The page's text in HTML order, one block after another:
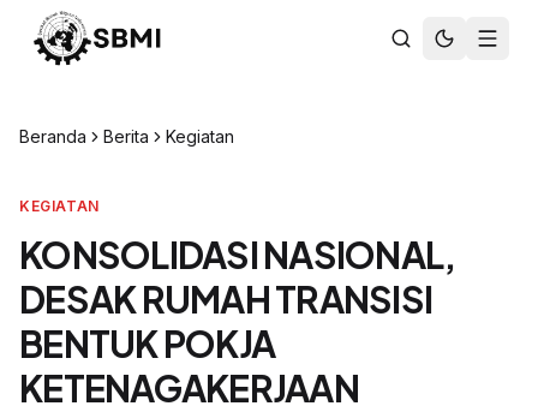
Beranda Berita Kegiatan
KEGIATAN
KONSOLIDASI NASIONAL,
DESAK RUMAH TRANSISI
BENTUK POKJA
KETENAGAKERJAAN